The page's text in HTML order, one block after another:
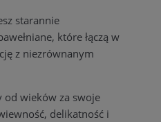
starannie
które łączą w
z niezrównanym
od wieków za swoje
delikatność i